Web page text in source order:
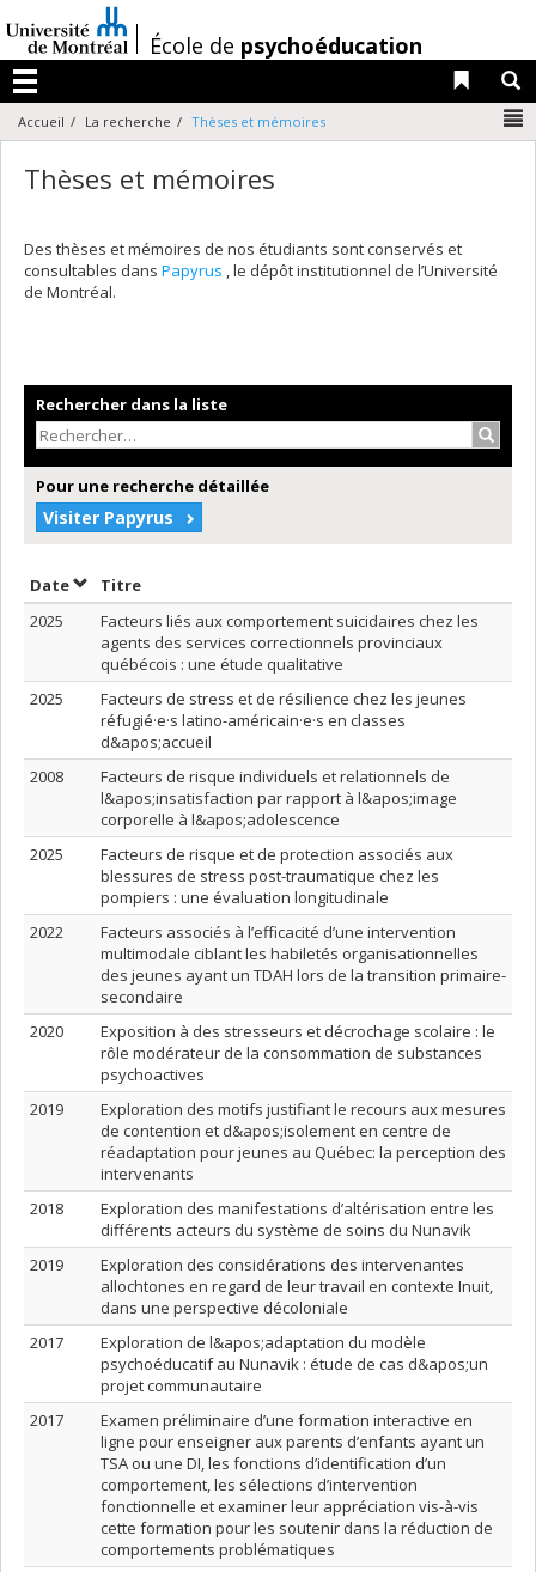
au
contenu
/École de psychoéducation
Menu
Liens
Accueil La recherche Thèses et mémoires
Thèses et mémoires
Des thèses et mémoires de nos étudiants sont conservés et
consultables dans Papyrus , le dépôt institutionnel de l’Université
de Montréal.
Rechercher dans la liste
Pour une recherche détaillée
Visiter Papyrus
DateTrier par date en ordre décroissant
Titre
2025
Facteurs liés aux comportement suicidaires chez les
agents des services correctionnels provinciaux
québécois : une étude qualitative
2025
Facteurs de stress et de résilience chez les jeunes
réfugié·e·s latino-américain·e·s en classes
d&apos;accueil
2008
Facteurs de risque individuels et relationnels de
l&apos;insatisfaction par rapport à l&apos;image
corporelle à l&apos;adolescence
2025
Facteurs de risque et de protection associés aux
blessures de stress post-traumatique chez les
pompiers : une évaluation longitudinale
2022
Facteurs associés à l’efficacité d’une intervention
multimodale ciblant les habiletés organisationnelles
des jeunes ayant un TDAH lors de la transition primaire-
secondaire
2020
Exposition à des stresseurs et décrochage scolaire : le
rôle modérateur de la consommation de substances
psychoactives
2019
Exploration des motifs justifiant le recours aux mesures
de contention et d&apos;isolement en centre de
réadaptation pour jeunes au Québec: la perception des
intervenants
2018
Exploration des manifestations d’altérisation entre les
différents acteurs du système de soins du Nunavik
2019
Exploration des considérations des intervenantes
allochtones en regard de leur travail en contexte Inuit,
dans une perspective décoloniale
2017
Exploration de l&apos;adaptation du modèle
psychoéducatif au Nunavik : étude de cas d&apos;un
projet communautaire
2017
Examen préliminaire d’une formation interactive en
ligne pour enseigner aux parents d’enfants ayant un
TSA ou une DI, les fonctions d’identification d’un
comportement, les sélections d’intervention
fonctionnelle et examiner leur appréciation vis-à-vis
cette formation pour les soutenir dans la réduction de
comportements problématiques